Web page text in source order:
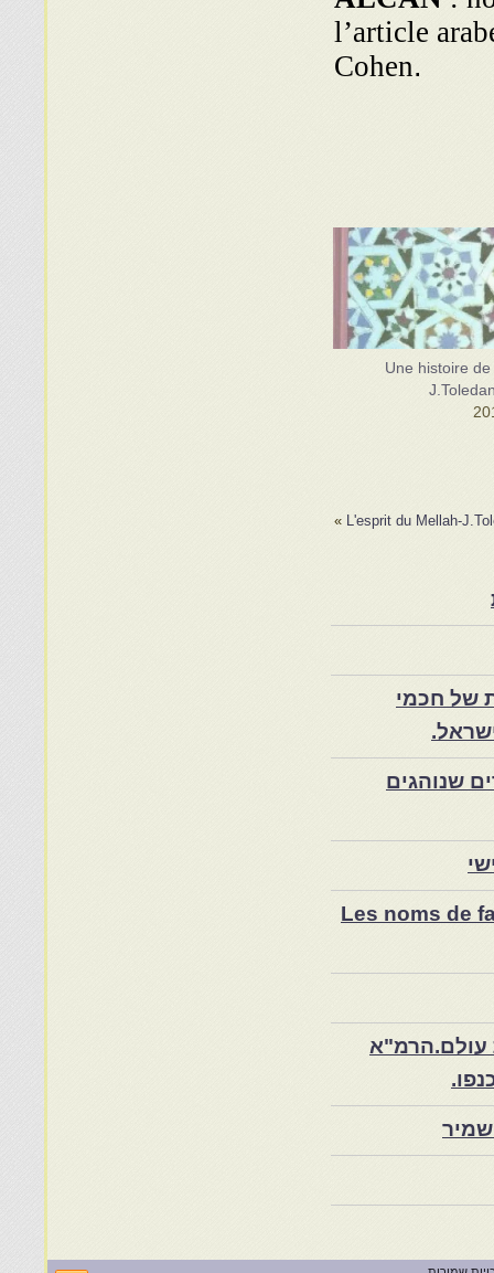
l’article
Cohen.
Une histoire
L'esprit du Mellah-
»
של חכמי
שנוהגים
Les noms de
עולם.הרמ"א